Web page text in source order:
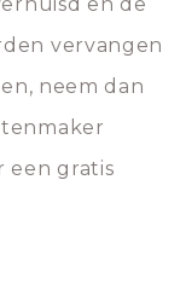
vervangen
neem dan
een gratis